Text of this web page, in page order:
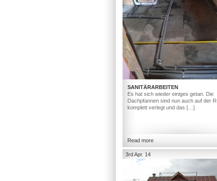
SANITÄRARBEITEN
Es hat sich wieder einiges getan. Die
Dachpfannen sind nun auch auf der
komplett verlegt und das […]
Read more
3rd Apr. 14